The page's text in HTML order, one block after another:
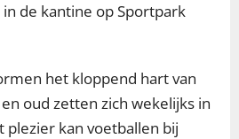
de kantine op Sportpark
het kloppend hart van
oud zetten zich wekelijks in
kan voetballen bij